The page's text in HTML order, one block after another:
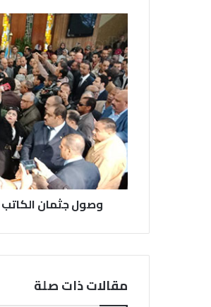
وصول جثمان الكاتب
مقالات ذات صلة